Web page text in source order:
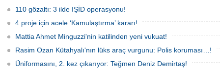
110 gözaltı: 3 ilde IŞİD operasyonu!
4 proje için acele ‘Kamulaştırma’ kararı!
Mattia Ahmet Minguzzi'nin katilinden yeni vukuat!
Rasim Ozan Kütahyalı'nın lüks araç vurgunu: Polis koruması…!
Üniformasını, 2. kez çıkarıyor: Teğmen Deniz Demirtaş!